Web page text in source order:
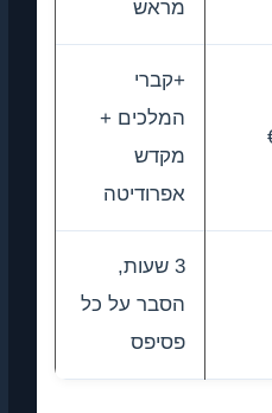
מראש
+קברי
המלכים +
מקדש
אפרודיטה
3 שעות,
הסבר על כל
פסיפס